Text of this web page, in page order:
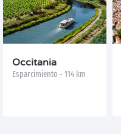
Occitania
Esparcimiento - 114 km